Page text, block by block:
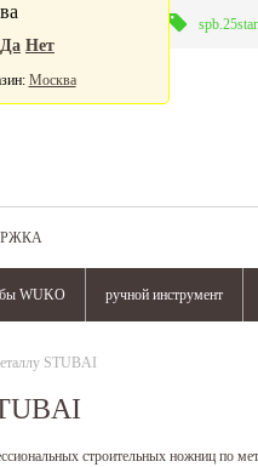
WUKO ручной инструмент
Да Нет
Москва
STUBAI
строительных ножниц по